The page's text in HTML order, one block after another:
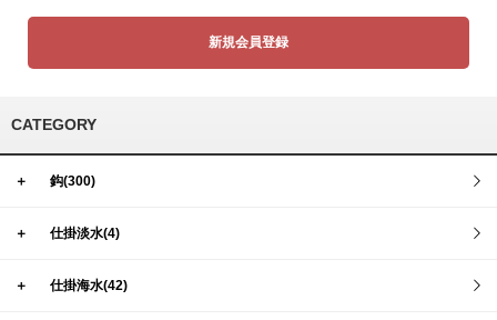
新規会員登録
CATEGORY
＋ 鈎(300)
＋ 仕掛淡水(4)
＋ 仕掛海水(42)